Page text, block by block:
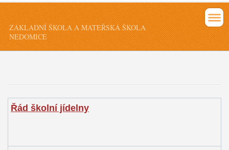
ZÁKLADNÍ ŠKOLA A MATEŘSKÁ ŠKOLA
NEDOMICE
Řád školní jídelny